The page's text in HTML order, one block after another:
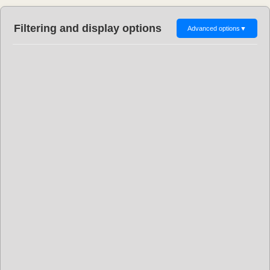
Filtering and display options Advanced options ▼